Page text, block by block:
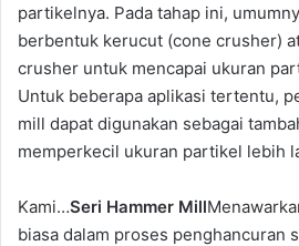
partikelnya. Pada tahap ini,
berbentuk kerucut (cone crusher)
crusher untuk mencapai ukuran
Untuk beberapa aplikasi tertentu,
mill dapat digunakan sebagai
memperkecil ukuran partikel lebih
Kami…Seri Hammer Mill
biasa dalam proses penghancuran